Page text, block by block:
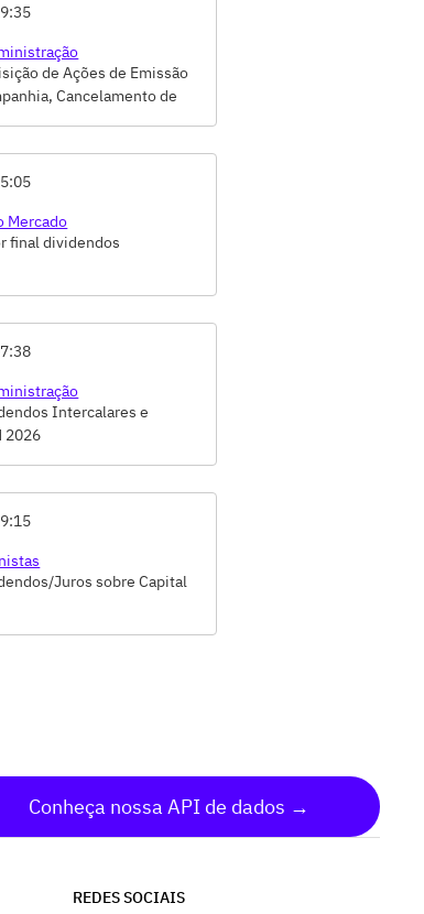
de Ações de Emissão
Cancelamento de
Mercado
final dividendos
Intercalares e
2026
Juros sobre Capital
Conheça nossa API de dados →
REDES SOCIAIS